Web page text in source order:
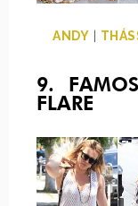
ANDY
9.
FLARE